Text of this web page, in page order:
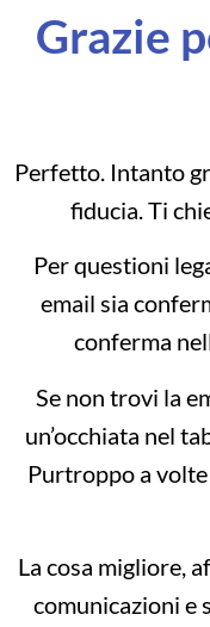
Grazie
Perfetto. Intanto
fiducia. Ti
Per questioni
email sia
conferma
Se non trovi la
un’occhiata nel
Purtroppo a
La cosa migliore,
comunicazioni e